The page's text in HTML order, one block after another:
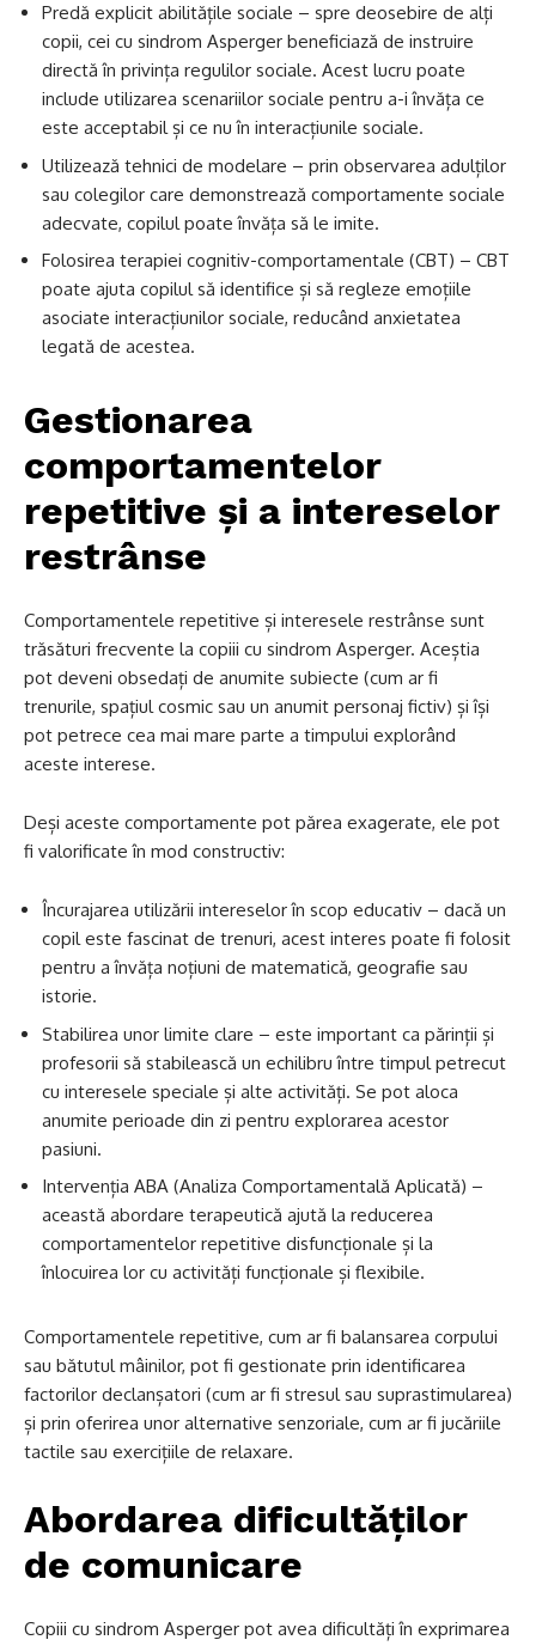
Predă explicit abilitățile sociale – spre deosebire de alți
copii, cei cu sindrom Asperger beneficiază de instruire
directă în privința regulilor sociale. Acest lucru poate
include utilizarea scenariilor sociale pentru a-i învăța ce
este acceptabil și ce nu în interacțiunile sociale.
Utilizează tehnici de modelare – prin observarea adulților
sau colegilor care demonstrează comportamente sociale
adecvate, copilul poate învăța să le imite.
Folosirea terapiei cognitiv-comportamentale (CBT) – CBT
poate ajuta copilul să identifice și să regleze emoțiile
asociate interacțiunilor sociale, reducând anxietatea
legată de acestea.
Gestionarea
comportamentelor
repetitive și a intereselor
restrânse
Comportamentele repetitive și interesele restrânse sunt
trăsături frecvente la copiii cu sindrom Asperger. Aceștia
pot deveni obsedați de anumite subiecte (cum ar fi
trenurile, spațiul cosmic sau un anumit personaj fictiv) și își
pot petrece cea mai mare parte a timpului explorând
aceste interese.
Deși aceste comportamente pot părea exagerate, ele pot
fi valorificate în mod constructiv:
Încurajarea utilizării intereselor în scop educativ – dacă un
copil este fascinat de trenuri, acest interes poate fi folosit
pentru a învăța noțiuni de matematică, geografie sau
istorie.
Stabilirea unor limite clare – este important ca părinții și
profesorii să stabilească un echilibru între timpul petrecut
cu interesele speciale și alte activități. Se pot aloca
anumite perioade din zi pentru explorarea acestor
pasiuni.
Intervenția ABA (Analiza Comportamentală Aplicată) –
această abordare terapeutică ajută la reducerea
comportamentelor repetitive disfuncționale și la
înlocuirea lor cu activități funcționale și flexibile.
Comportamentele repetitive, cum ar fi balansarea corpului
sau bătutul mâinilor, pot fi gestionate prin identificarea
factorilor declanșatori (cum ar fi stresul sau suprastimularea)
și prin oferirea unor alternative senzoriale, cum ar fi jucăriile
tactile sau exercițiile de relaxare.
Abordarea dificultăților
de comunicare
Copiii cu sindrom Asperger pot avea dificultăți în exprimarea